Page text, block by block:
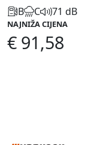
B C 71 dB
NAJNIŽA CIJENA
€ 91,58